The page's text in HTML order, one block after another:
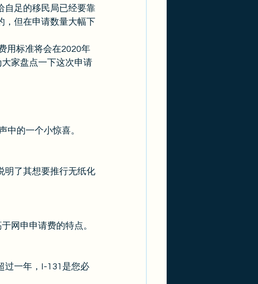
自足的移民局已经要靠
，但在申请数量大幅下
用标准将会在2020年
家盘点一下这次申请
中的一个小惊喜。
明了其想要推行无纸化
网申申请费的特点。
过一年，I-131是您必